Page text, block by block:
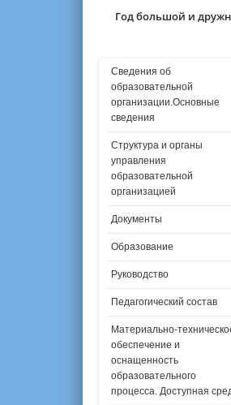
Год большой и
Сведения об
образовательной
организации.Основные
сведения
Структура и органы
управления
образовательной
организацией
Документы
Образование
Руководство
Педагогический состав
Материально-
обеспечение и
оснащенность
образовательного
процесса. Доступная